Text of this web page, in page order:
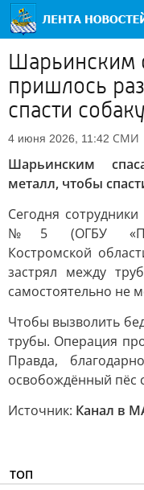
Шарьинским
пришлось
спасти собаку
4 июня 2026, 11:42 СМИ
Шарьинским
металл, чтобы
Сегодня
№5 (ОГБУ
Костромской
застрял между
самостоятельно не
Чтобы вызволить
трубы. Операция
Правда,
освобождённый пёс
Источник: Канал в
ТОП